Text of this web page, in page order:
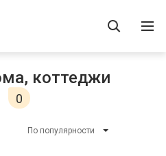
коттеджи
0
По популярности